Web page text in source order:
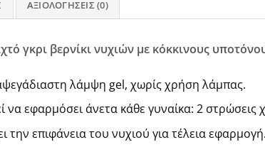
ΑΞΙΟΛΟΓΉΣΕΙΣ (0)
γκρι βερνίκι νυχιών με κόκκινους
λάμψη gel, χωρίς χρήση λάμπας.
εφαρμόσει άνετα κάθε γυναίκα: 2
την επιφάνεια του νυχιού για τέλεια εφαρμογή.